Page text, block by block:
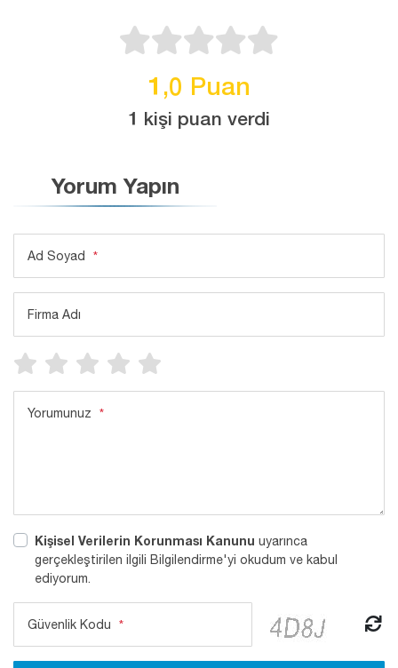
1,0 Puan
1 kişi puan verdi
Yorum Yapın
Ad Soyad *
Firma Adı
Yorumunuz *
Kişisel Verilerin Korunması Kanunu uyarınca
gerçekleştirilen ilgili Bilgilendirme'yi okudum ve kabul
ediyorum.
Güvenlik Kodu *